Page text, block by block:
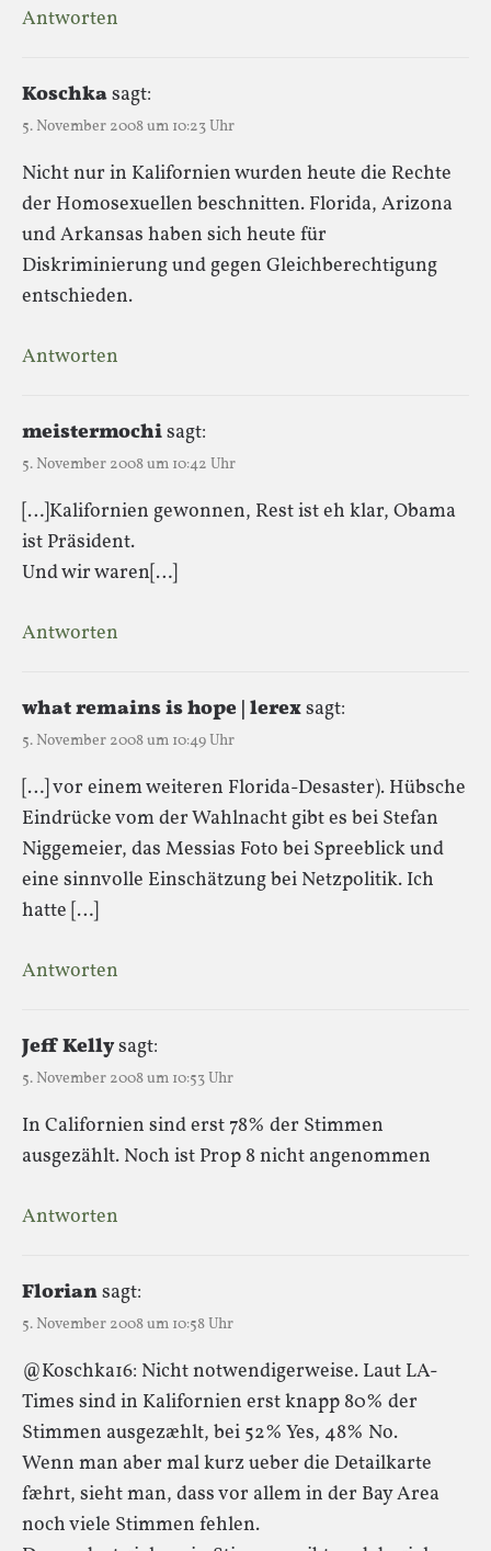
Antworten
Koschkasagt:
5. November 2008 um 10:23 Uhr
Nicht nur in Kalifornien wurden heute die Rechte
der Homosexuellen beschnitten. Florida, Arizona
und Arkansas haben sich heute für
Diskriminierung und gegen Gleichberechtigung
entschieden.
Antworten
meistermochisagt:
5. November 2008 um 10:42 Uhr
[…]Kalifornien gewonnen, Rest ist eh klar, Obama
ist Präsident.
Und wir waren[…]
Antworten
what remains is hope | lerexsagt:
5. November 2008 um 10:49 Uhr
[…] vor einem weiteren Florida-Desaster). Hübsche
Eindrücke vom der Wahlnacht gibt es bei Stefan
Niggemeier, das Messias Foto bei Spreeblick und
eine sinnvolle Einschätzung bei Netzpolitik. Ich
hatte […]
Antworten
Jeff Kellysagt:
5. November 2008 um 10:53 Uhr
In Californien sind erst 78% der Stimmen
ausgezählt. Noch ist Prop 8 nicht angenommen
Antworten
Floriansagt:
5. November 2008 um 10:58 Uhr
@Koschka16: Nicht notwendigerweise. Laut LA-
Times sind in Kalifornien erst knapp 80% der
Stimmen ausgezæhlt, bei 52% Yes, 48% No.
Wenn man aber mal kurz ueber die Detailkarte
fæhrt, sieht man, dass vor allem in der Bay Area
noch viele Stimmen fehlen.